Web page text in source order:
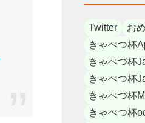
Twitter
お
きゃべつ杯
きゃべつ杯
きゃべつ杯
きゃべつ杯
きゃべつ杯